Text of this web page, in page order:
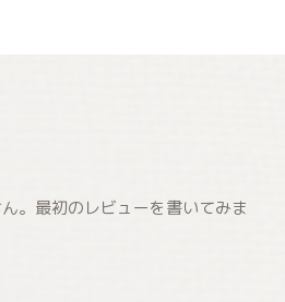
。最初のレビューを書いてみま